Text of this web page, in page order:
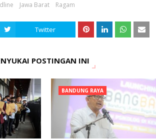
Jawa Barat Ragam
Twitter
POSTINGAN INI
BANDUNG RAYA